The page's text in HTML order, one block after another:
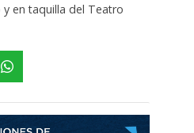
en taquilla del Teatro